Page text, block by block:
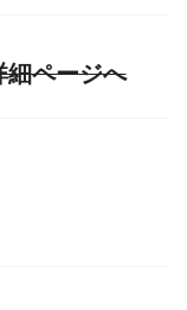
細ページへ